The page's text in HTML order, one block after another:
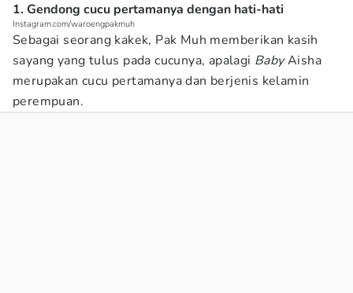
1. Gendong cucu pertamanya dengan hati-hati
Instagram.com/waroengpakmuh
Sebagai seorang kakek, Pak Muh memberikan kasih
sayang yang tulus pada cucunya, apalagi BabyAisha
merupakan cucu pertamanya dan berjenis kelamin
perempuan.